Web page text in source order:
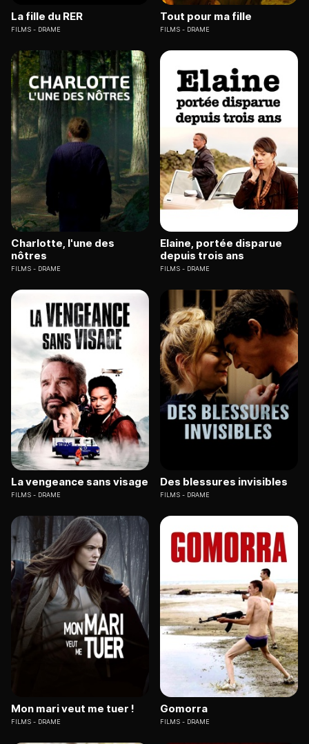
La fille du RER
FILMS DRAME
Tout pour ma fille
FILMS DRAME
Charlotte, l'une des
nôtres
FILMS DRAME
Elaine, portée disparue
depuis trois ans
FILMS DRAME
La vengeance sans visage
FILMS DRAME
Des blessures invisibles
FILMS DRAME
Mon mari veut me tuer !
FILMS DRAME
Gomorra
FILMS DRAME